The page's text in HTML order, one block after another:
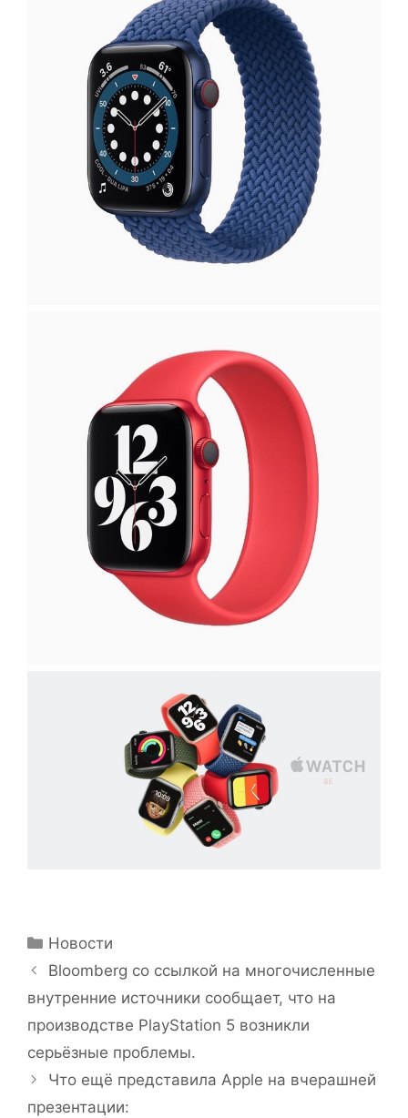
Рубрики
Новости
Bloomberg со ссылкой на многочисленные
внутренние источники сообщает, что на
производстве PlayStation 5 возникли
серьёзные проблемы.
Что ещё представила Apple на вчерашней
презентации: